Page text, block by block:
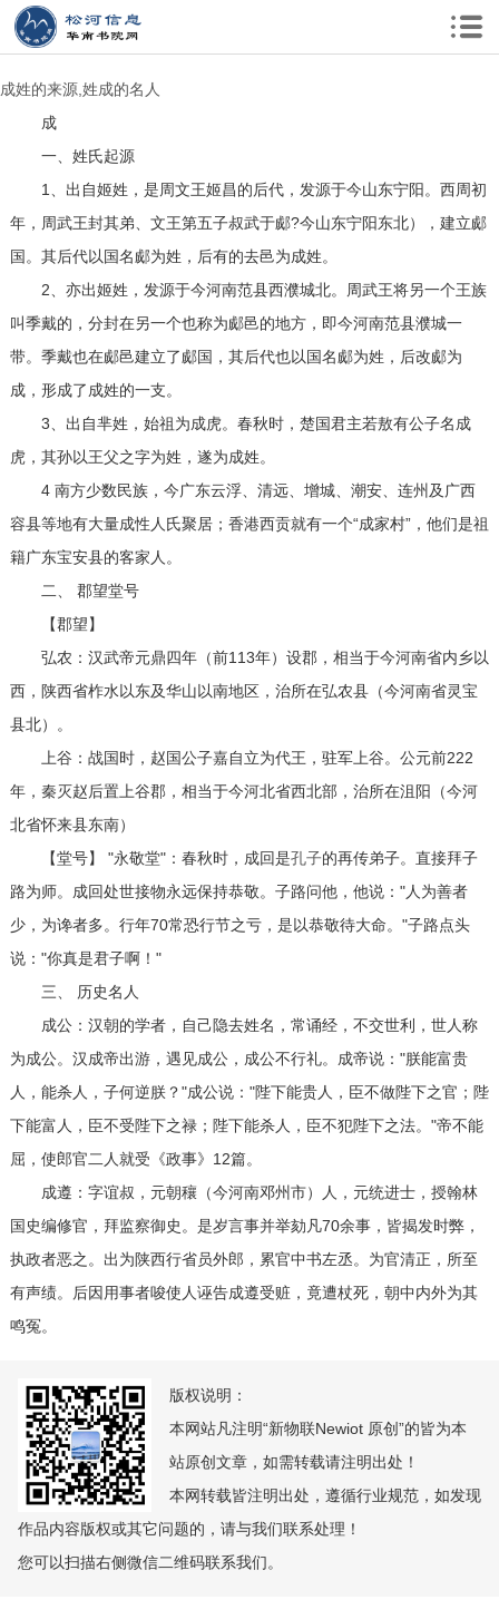
成姓的来源,姓成的名人
成
一、姓氏起源
1、出自姬姓，是周文王姬昌的后代，发源于今山东宁阳。西周初
年，周武王封其弟、文王第五子叔武于郕?今山东宁阳东北），建立郕
国。其后代以国名郕为姓，后有的去邑为成姓。
2、亦出姬姓，发源于今河南范县西濮城北。周武王将另一个王族
叫季戴的，分封在另一个也称为郕邑的地方，即今河南范县濮城一
带。季戴也在郕邑建立了郕国，其后代也以国名郕为姓，后改郕为
成，形成了成姓的一支。
3、出自芈姓，始祖为成虎。春秋时，楚国君主若敖有公子名成
虎，其孙以王父之字为姓，遂为成姓。
4 南方少数民族，今广东云浮、清远、增城、潮安、连州及广西
容县等地有大量成性人氏聚居；香港西贡就有一个“成家村”，他们是祖
籍广东宝安县的客家人。
二、 郡望堂号
【郡望】
弘农：汉武帝元鼎四年（前113年）设郡，相当于今河南省内乡以
西，陕西省柞水以东及华山以南地区，治所在弘农县（今河南省灵宝
县北）。
上谷：战国时，赵国公子嘉自立为代王，驻军上谷。公元前222
年，秦灭赵后置上谷郡，相当于今河北省西北部，治所在沮阳（今河
北省怀来县东南）
【堂号】 "永敬堂"：春秋时，成回是孔子的再传弟子。直接拜子
路为师。成回处世接物永远保持恭敬。子路问他，他说："人为善者
少，为谗者多。行年70常恐行节之亏，是以恭敬待大命。"子路点头
说："你真是君子啊！"
三、 历史名人
成公：汉朝的学者，自己隐去姓名，常诵经，不交世利，世人称
为成公。汉成帝出游，遇见成公，成公不行礼。成帝说："朕能富贵
人，能杀人，子何逆朕？"成公说："陛下能贵人，臣不做陛下之官；陛
下能富人，臣不受陛下之禄；陛下能杀人，臣不犯陛下之法。"帝不能
屈，使郎官二人就受《政事》12篇。
成遵：字谊叔，元朝穰（今河南邓州市）人，元统进士，授翰林
国史编修官，拜监察御史。是岁言事并举劾凡70余事，皆揭发时弊，
执政者恶之。出为陕西行省员外郎，累官中书左丞。为官清正，所至
有声绩。后因用事者唆使人诬告成遵受赃，竟遭杖死，朝中内外为其
鸣冤。
版权说明：
本网站凡注明“新物联Newiot 原创”的皆为本
站原创文章，如需转载请注明出处！
本网转载皆注明出处，遵循行业规范，如发现
作品内容版权或其它问题的，请与我们联系处理！
您可以扫描右侧微信二维码联系我们。